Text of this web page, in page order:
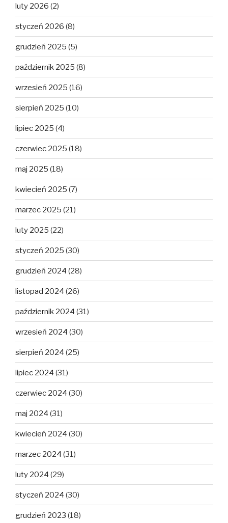
luty 2026 (2)
styczeń 2026 (8)
grudzień 2025 (5)
październik 2025 (8)
wrzesień 2025 (16)
sierpień 2025 (10)
lipiec 2025 (4)
czerwiec 2025 (18)
maj 2025 (18)
kwiecień 2025 (7)
marzec 2025 (21)
luty 2025 (22)
styczeń 2025 (30)
grudzień 2024 (28)
listopad 2024 (26)
październik 2024 (31)
wrzesień 2024 (30)
sierpień 2024 (25)
lipiec 2024 (31)
czerwiec 2024 (30)
maj 2024 (31)
kwiecień 2024 (30)
marzec 2024 (31)
luty 2024 (29)
styczeń 2024 (30)
grudzień 2023 (18)